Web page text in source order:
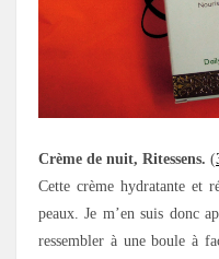
Crème de nuit, Ritessens. (
Cette crème hydratante et
peaux. Je m’en suis donc
ressembler à une boule à